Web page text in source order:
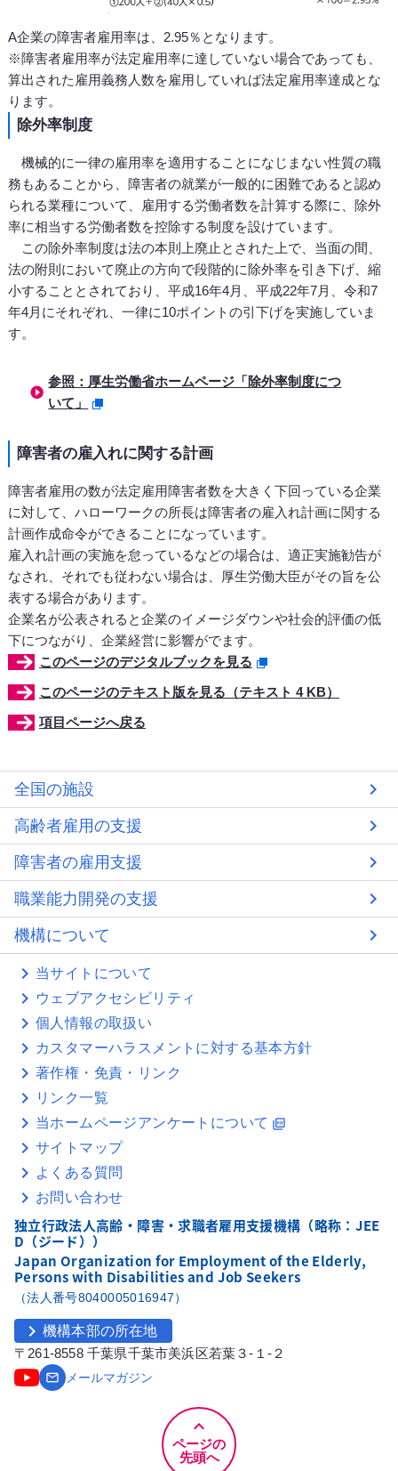
A企業の障害者雇用率は、2.95％となります。
※障害者雇用率が法定雇用率に達していない場合であっても、
算出された雇用義務人数を雇用していれば法定雇用率達成とな
ります。
除外率制度
機械的に一律の雇用率を適用することになじまない性質の職
務もあることから、障害者の就業が一般的に困難であると認め
られる業種について、雇用する労働者数を計算する際に、除外
率に相当する労働者数を控除する制度を設けています。
この除外率制度は法の本則上廃止とされた上で、当面の間、
法の附則において廃止の方向で段階的に除外率を引き下げ、縮
小することとされており、平成16年4月、平成22年7月、令和7
年4月にそれぞれ、一律に10ポイントの引下げを実施していま
す。
参照：厚生労働省ホームページ「除外率制度につ
いて」
障害者の雇入れに関する計画
障害者雇用の数が法定雇用障害者数を大きく下回っている企業
に対して、ハローワークの所長は障害者の雇入れ計画に関する
計画作成命令ができることになっています。
雇入れ計画の実施を怠っているなどの場合は、適正実施勧告が
なされ、それでも従わない場合は、厚生労働大臣がその旨を公
表する場合があります。
企業名が公表されると企業のイメージダウンや社会的評価の低
下につながり、企業経営に影響がでます。
このページのデジタルブックを見る
このページのテキスト版を見る（テキスト 4 KB）
項目ページへ戻る
全国の施設
高齢者雇用の支援
障害者の雇用支援
職業能力開発の支援
機構について
当サイトについて
ウェブアクセシビリティ
個人情報の取扱い
カスタマーハラスメントに対する基本方針
著作権・免責・リンク
リンク一覧
当ホームページアンケートについて picture_as_pdf
サイトマップ
よくある質問
お問い合わせ
独立行政法人高齢・障害・求職者雇用支援機構（略称：JEE
D（ジード））
Japan Organization for Employment of the Elderly,
Persons with Disabilities and Job Seekers
（法人番号8040005016947）
chevron_right 機構本部の所在地
〒261-8558 千葉県千葉市美浜区若葉３-１-２
email メールマガジン
keyboard_arrow_up
ページの
先頭へ